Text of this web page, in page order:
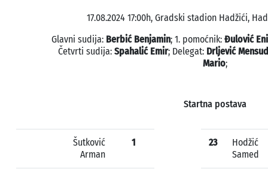
17.08.2024 17:00h, Gradski stadion Hadžići,
Glavni sudija: Berbić Benjamin; 1. pomoćnik: Đulović
Četvrti sudija: Spahalić Emir; Delegat: Drljević Mensud
Mario;
Startna postava
Šutković
Arman
1 23
Hodžić
Samed